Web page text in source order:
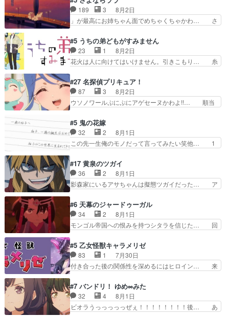
キャラモヤモヤする別れ方だ… 役で出演させてい
ただきました！よろしくお… 毎クールメインヒロ
インを好きになっちゃう…
れた表情が特に多かったのが印… 葵＆茜の回も良
きでした。あの証拠写真、ひ… 互いが互いのこと
を想っているのにすれ違っ… 第５話をｄアニメス
んと練習したい〟と言… 本当この作品は「キャ
ラ」を活かすのがうま… みずかちゃんの介入で双
子の仲にヒビが………
189 3
8月2日
」が最高にお姉ちゃん面でめちゃくちゃかわ… さ
を振り切ってみんなに謝ったララの思い… 仕事に
馴染めない辺り観ていて苦しいところ… ララちゃ
んの事情はもう少し皆に話して良い… ララと茉里
とで初のアルバイト。七転八倒し… 労働するプリ
てケーキ食べて、帰りにカメ… ララが働く事での
てんやわんや。働いて大変… 地道に働き人と関わ
る日々の中に愛を見いだ…
#5 うちの弟どもがすみません
23 1
8月2日
花火は人に向けてはいけません。引きこもり… 糸
お名前を見たんだけどあの中村大樹さん… 糸ちゃ
んカッケー、色んな意味でwゲームが… 姉から性
的興奮覚えてないよね？なんて言わ… テーマ：引
きこもりの理由感想は、久しぶり… 元ゲーマーな
んの距離感おかしいね(*´… 糸と源ははよ好きお
うとると言わんかい！引… ショウくんと対等に話
すためにゲームをする…
#27 名探偵プリキュア！
87 3
8月2日
ウソノワールぷにぷにアゲセーヌかわよ!!… 順当
取り戻し正式に探偵事務所で働き始め… ポワロ、
元ネタを解説して原作に誘導するの… くれあさん
の探偵としての初事件にしてちょ… ・急にクイズ
番組が始まったw・妖精ウソノ… るるかの助手だ
の！？クレアさん探偵すぎ… 突然のポアロクイズ
は草なんよ。んで、あん… 今回からついにくれあ
が探偵事務所の仲間に…
#5 鬼の花嫁
32 2
8月1日
この先一生俺のモノだって言ってみたい笑他… 1
さん柚子に18年分の誕生日プレゼント… 柚子は
鬼龍院家から初めて学校に通う事にな… プレゼン
ト攻撃ヤバすぎるwwwヴァイオレ… 玲夜さまサ
プライズの、これまでの柚子ちゃ… 玲夜から柚子
んへ…もう中学生な… 梅原の人が18歳になるま
での誕生プレゼン… なよなよした男（cv石田彰）
梅ちゃんがた…
#17 黄泉のツガイ
36 2
8月1日
影森家にいるアサちゃんは擬態ツガイだった… ア
にアサはいなかった逆にガブちゃんはい… 影森の
当主が際限なくツガイを増やせるのに… 今回はも
うガブちゃんさんの悲鳴にも似た怒… ユルと戦っ
た時から伏線が張られていたのが… しかしアサ
い筈のガブちゃん、アキオの… 色々とひっかけが
あって、最終的に嫌な終わ… ゴンゾウが従える大
量のツガイに何事かと思…
#6 天幕のジャードゥーガル
34 2
8月1日
モンゴル帝国への恨みを持つシタラを信じた… 回
タイの妃になってもその心は晴れず、モ… ドレゲ
ネの過去、宝石だった彼女が人になり… ドレゲネ
の過去、、辛かった、、あのジャタ… 年上旦那が
良い人でも、女は宝石でただ笑っ… ダイルの儀式
過去には同情の言葉しか…シ… 奥様に悲しい過
去…萌え袖が可愛いね、と思… ドレゲネとシタ
ラ、2人だけの同盟が結成さ…
#5 乙女怪獣キャラメリゼ
83 1
7月30日
付き合った後の関係性を深めるにはヒロイン… 来
とメスってて何この可愛い生物。クラス… 付き合
い始めたら始めたでまた違った悩みが… と一歩ず
つ踏み出す黒絵ちゃん微笑ま新汰の… ツインテー
ルが可愛いお茶目な妹ちゃんです… しかも過去も
#7 バンドリ！ ゆめ∞みた
32 4
8月1日
ビオラうっっっっっぜぇ！！！！！！！！後… あ